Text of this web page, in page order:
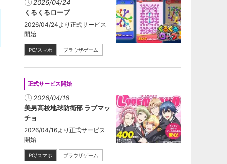
2026/04/24
くるくるロープ
2026/04/24より正式サービス
開始
PC/スマホ ブラウザゲーム
正式サービス開始
2026/04/16
美男高校地球防衛部 ラブマッ
チョ
2026/04/16より正式サービス
開始
PC/スマホ ブラウザゲーム